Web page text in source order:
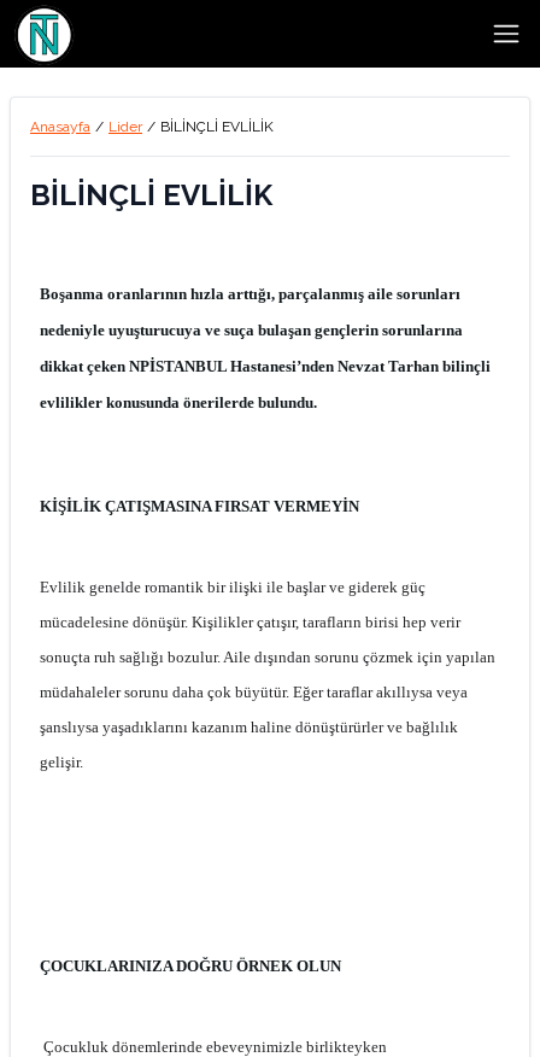
Anasayfa / Lider / BİLİNÇLİ EVLİLİK
BİLİNÇLİ EVLİLİK
Boşanma oranlarının hızla arttığı, parçalanmış aile sorunları
nedeniyle uyuşturucuya ve suça bulaşan gençlerin sorunlarına
dikkat çeken NPİSTANBUL Hastanesi’nden Nevzat Tarhan bilinçli
evlilikler konusunda önerilerde bulundu.
KİŞİLİK ÇATIŞMASINA FIRSAT VERMEYİN
Evlilik genelde romantik bir ilişki ile başlar ve giderek güç
mücadelesine dönüşür. Kişilikler çatışır, tarafların birisi hep verir
sonuçta ruh sağlığı bozulur. Aile dışından sorunu çözmek için yapılan
müdahaleler sorunu daha çok büyütür. Eğer taraflar akıllıysa veya
şanslıysa yaşadıklarını kazanım haline dönüştürürler ve bağlılık
gelişir.
ÇOCUKLARINIZA DOĞRU ÖRNEK OLUN
Çocukluk dönemlerinde ebeveynimizle birlikteyken